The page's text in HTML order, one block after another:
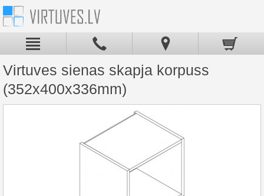
Virtuves sienas skapja korpuss
(352x400x336mm)